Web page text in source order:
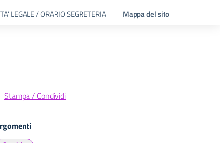
LEGALE / ORARIO SEGRETERIA Mappa del sito
Stampa / Condividi